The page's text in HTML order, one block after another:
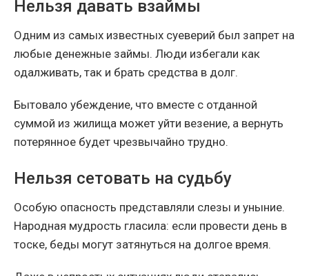
Нельзя давать взаймы
Одним из самых известных суеверий был запрет на
любые денежные займы. Люди избегали как
одалживать, так и брать средства в долг.
Бытовало убеждение, что вместе с отданной
суммой из жилища может уйти везение, а вернуть
потерянное будет чрезвычайно трудно.
Нельзя сетовать на судьбу
Особую опасность представляли слезы и уныние.
Народная мудрость гласила: если провести день в
тоске, беды могут затянуться на долгое время.